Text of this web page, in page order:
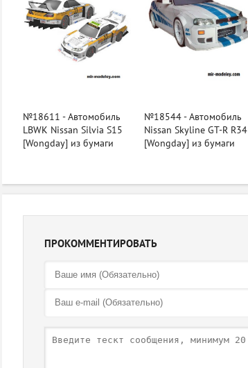
№18611 - Автомобиль
LBWK Nissan Silvia S15
[Wongday] из бумаги
№18544 - Автомобиль
Nissan Skyline GT-R R34
[Wongday] из бумаги
ПРОКОММЕНТИРОВАТЬ